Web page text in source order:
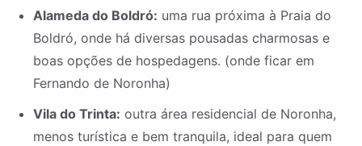
Alameda do Boldró: uma rua próxima à Praia do
Boldró, onde há diversas pousadas charmosas e
boas opções de hospedagens. (onde ficar em
Fernando de Noronha)
Vila do Trinta: outra área residencial de Noronha,
menos turística e bem tranquila, ideal para quem